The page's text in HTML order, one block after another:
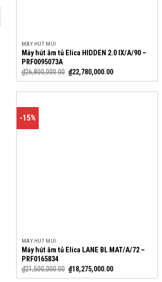
MÁY HÚT MÙI
Máy hút âm tủ Elica HIDDEN 2.0 IX/A/90 –
PRF0095073A
₫26,800,000.00 ₫22,780,000.00
-15%
MÁY HÚT MÙI
Máy hút âm tủ Elica LANE BL MAT/A/72 –
PRF0165834
₫21,500,000.00 ₫18,275,000.00